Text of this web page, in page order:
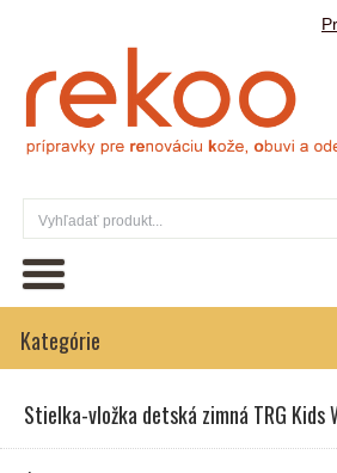
Kategórie
Stielka-vložka detská zimná TRG Kids